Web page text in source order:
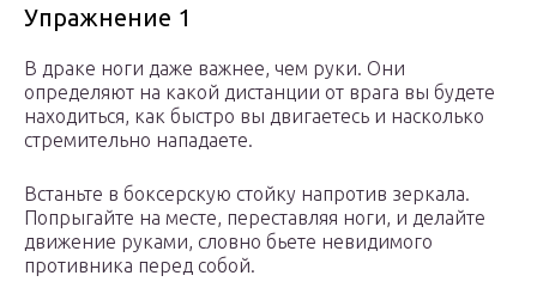
Упражнение 1
В драке ноги даже важнее, чем руки. Они
определяют на какой дистанции от врага вы будете
находиться, как быстро вы двигаетесь и насколько
стремительно нападаете.
Встаньте в боксерскую стойку напротив зеркала.
Попрыгайте на месте, переставляя ноги, и делайте
движение руками, словно бьете невидимого
противника перед собой.